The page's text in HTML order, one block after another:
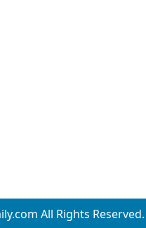
All Rights Reserved.